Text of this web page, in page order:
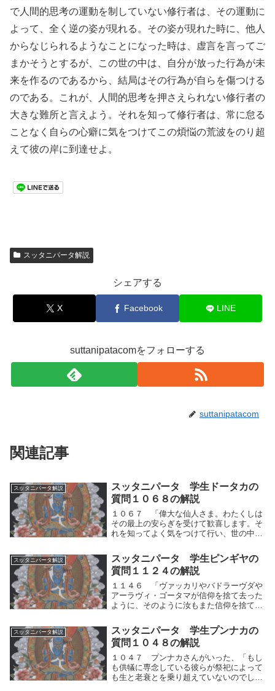
で人間的思考の運動を制していない修行者は、その運動に
よって、全く逆の姿が現れる。その姿が現れた時に、他人
からなじられるようなことになった時は、虚言を言ってご
まかそうとするが、この世の中は、自分が放った行為が未
来を作るのであるから、結局はその行為が自らを傷つける
のである。これが、人間的思考を押さえられない修行者の
大きな難所と言えよう。それを知って修行者は、常に怠る
ことなく自らの心癖に気をつけてこの煩悩の荒波をのり超
えて彼の岸に到達せよ。
スッタニパータ解説
シェアする
X Facebook LINE
suttanipatacomをフォローする
suttanipatacom
関連記事
スッタニパータ解説
スッタニパータ 学生ドータカの
質問１０６８の解説
１０６７ 「偉大な仙人さま。わたくしは
その最上の安らぎを受けて歓喜します。そ
れを知ってよく気をつけて行い、世の中の
は答えた、「ドータカよ。上と下と横と中
央とにおいてそなたが気づいてよく知って
いるものは何...
スッタニパータ解説
スッタニパータ 学生ピンギヤの
質問１１２４の解説
１１４６ 「ヴァッカリやバドラーヴダや
アーラヴィ・ゴータマが信仰を捨て去った
ように、そのように汝もまた信仰を捨て去
（ひがん）に至るであろう。ピンギヤ
よ。」「ヴァッカリやバドラーヴダやアー
ラヴィ・ゴータ...
スッタニパータ解説
スッタニパータ 学生プンナカの
質問１０４８の解説
１０４７ プンナカさんがいった、「もし
も供犠に専念している彼らが祭祀によって
も生と老衰とを乗り超えていないのでした